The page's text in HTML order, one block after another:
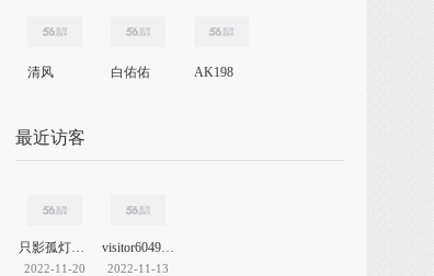
清风 白佑佑 AK198
最近访客
只影孤灯谁为伴
2022-11-20
visitor604905722
2022-11-13